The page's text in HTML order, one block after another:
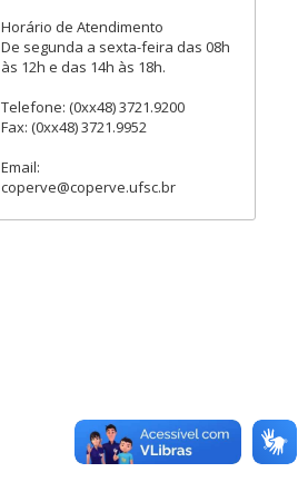
Horário de Atendimento
De segunda a sexta-feira das 08h
às 12h e das 14h às 18h.
Telefone: (0xx48) 3721.9200
Fax: (0xx48) 3721.9952
Email:
coperve@coperve.ufsc.br